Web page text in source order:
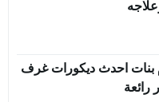
احدث ديكورات غرف
رائعة